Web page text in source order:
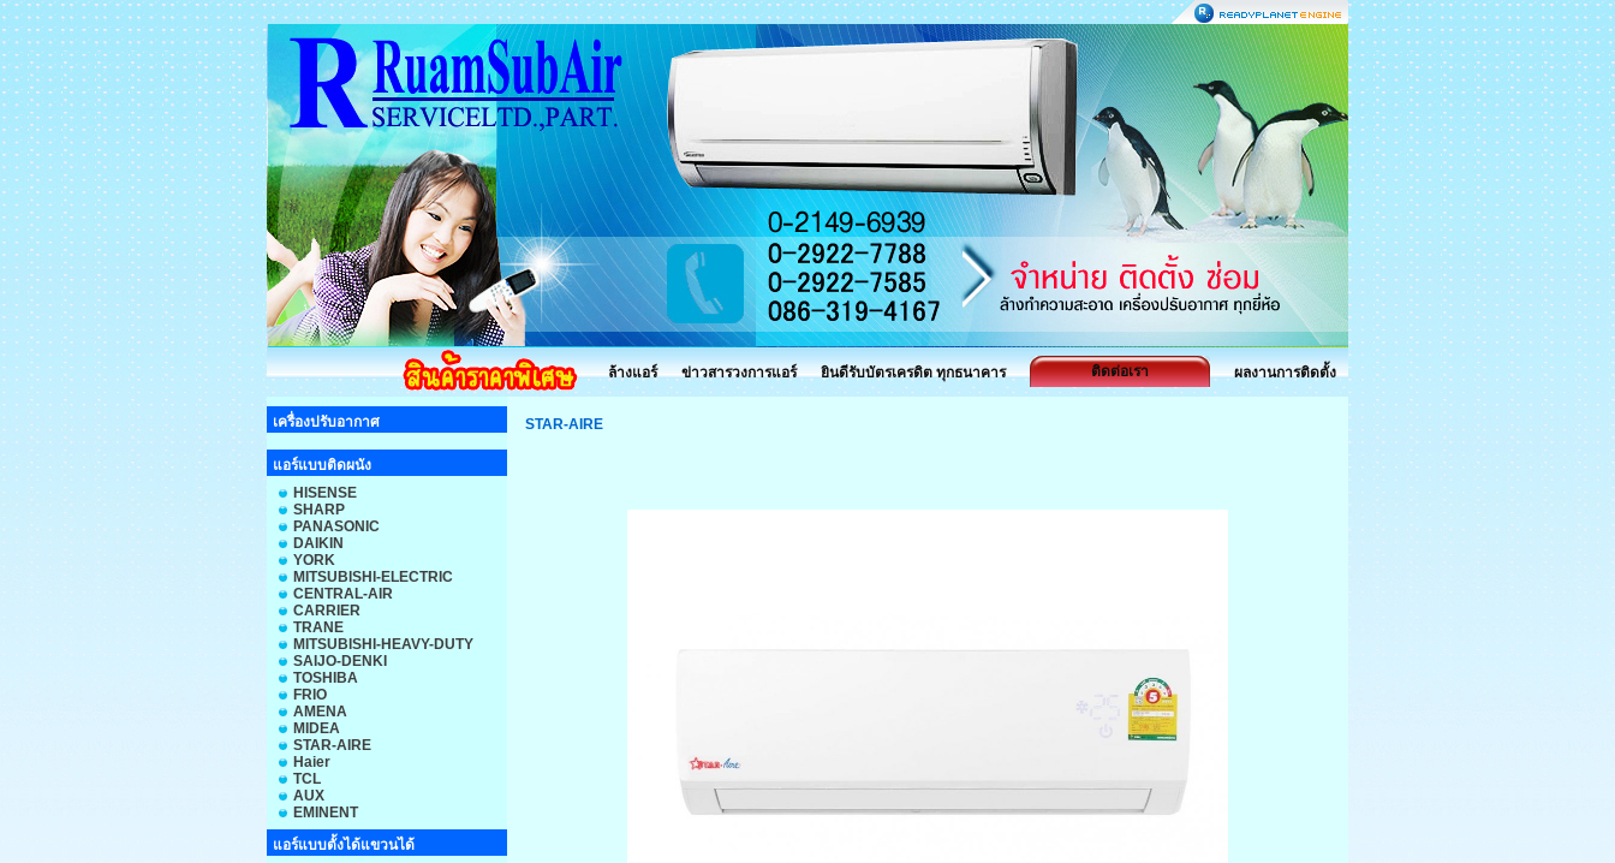
ล้างแอร์ ข่าวสารวงการแอร์ ยินดีรับบัตรเครดิต ทุกธนาคาร ติดต่อเรา ผลงานการติดตั้ง
เครื่องปรับอากาศ
แอร์แบบติดผนัง
HISENSE
SHARP
PANASONIC
DAIKIN
YORK
MITSUBISHI-ELECTRIC
CENTRAL-AIR
CARRIER
TRANE
MITSUBISHI-HEAVY-DUTY
SAIJO-DENKI
TOSHIBA
FRIO
AMENA
MIDEA
STAR-AIRE
Haier
TCL
AUX
EMINENT
แอร์แบบตั้งได้แขวนได้
STAR-AIRE